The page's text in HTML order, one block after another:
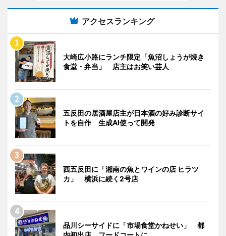
アクセスランキング
大崎広小路にランチ限定「魚沼しょうが焼き
食堂・弁当」 店主はお笑い芸人
五反田の居酒屋店主が日本酒の好み診断サイ
トを自作 生成AI使って開発
西五反田に「湘南の魚とワインの店 ヒラツ
カ」 横浜に続く2号店
品川シーサイドに「市場食堂かねせい」 都